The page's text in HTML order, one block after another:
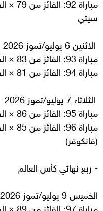
سيتي
الاثنين 6 يوليو/تموز 2026
مباراة 93: الفائز من 83 × الفائز من 84 — دالاس ستيديوم
مباراة 94: الفائز من 81 × الفائز من 82 — سياتل ستيديوم
الثلاثاء 7 يوليو/تموز 2026
مباراة 95: الفائز من 86 × الفائز من 88 — أتلانتا ستيديوم
(فانكوفر)
- ربع نهائي كأس العالم
الخميس 9 يوليو/تموز 2026
مباراة 97: الفائز من 89 × الفائز من 90 — بوسطن ستيديوم